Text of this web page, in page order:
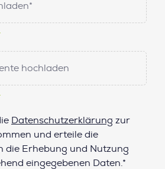
hochladen
Datenschutzerklärung zur
und erteile die
die Erhebung und Nutzung
eingegebenen Daten.*